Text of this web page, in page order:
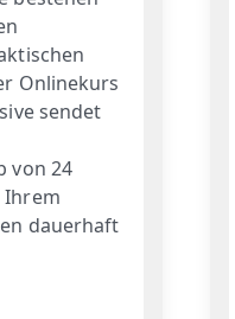
Onlinekurs
sendet
von 24
Ihrem
dauerhaft